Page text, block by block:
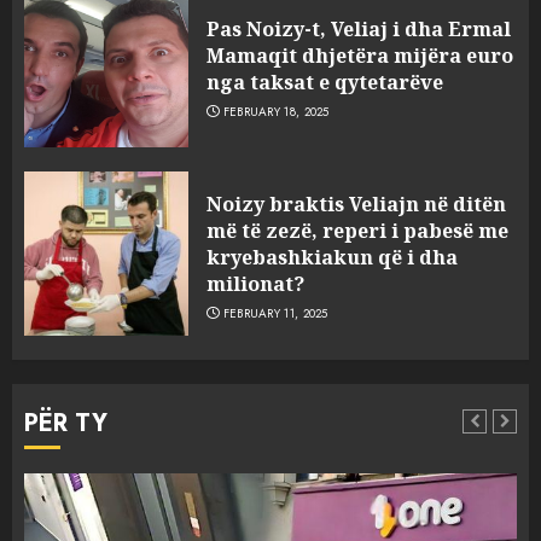
Pas Noizy-t, Veliaj i dha Ermal
Mamaqit dhjetëra mijëra euro
nga taksat e qytetarëve
FEBRUARY 18, 2025
Noizy braktis Veliajn në ditën
më të zezë, reperi i pabesë me
kryebashkiakun që i dha
milionat?
FEBRUARY 11, 2025
PËR TY
5
ngjau me Talo Çelën”,
dëshmia e Nuredin Dumanit
flet për PERSONAT që e
plagosën!
1
drejtorin Skerdi Drenova dhe
“bosen” Joana Nano për
abuzim me fondet publike dhe
pasuri të pajustifikuar
JULY 24, 2025
2 MARCH 27, 2025